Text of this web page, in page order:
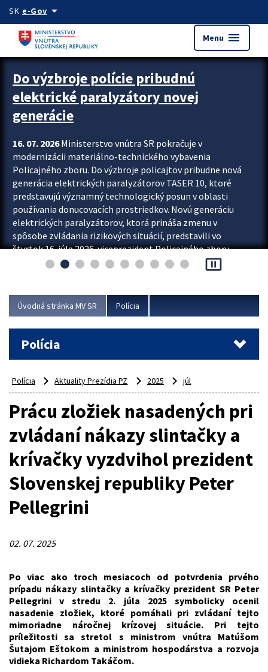
Preskocit na hlavný obsah
SK e-Govarrow_drop_down
Menu menu
Zastavit automatický posun upútavok
Do výzbroje polície pribudnú
elektrické paralyzátory novej
generácie
16. 07. 2026Ministerstvo vnútra SR pokračuje v
modernizácii materiálno-technického vybavenia
Policajného zboru. Do výzbroje policajtov pribudne nová
generácia elektrických paralyzátorov TASER 10, ktoré
predstavujú významný technologický posun v oblasti
používania donucovacích prostriedkov. Novú generáciu
elektrických paralyzátorov, ktorá prináša zmenu v
spôsobe zvládania rizikových situácií, predstavili vo
štvrtok 16. júla 2026 viceprezident Policajného zboru
Rastislav Polakovič a riaditeľ odboru výcviku...
pause_presentation
Úvodná stránka MV SR Polícia
Polícia
Polícia Aktuality Prezídia PZ 2025 júl
Prácu zložiek nasadených pri
zvládaní nákazy slintačky a
krívačky vyzdvihol prezident
Slovenskej republiky Peter
Pellegrini
02. 07. 2025
Po viac ako troch mesiacoch od potvrdenia prvého
prípadu nákazy slintačky a krívačky prezident SR Peter
Pellegrini v stredu 2. júla 2025 symbolicky ocenil
nasadenie zložiek, ktoré pomáhali pri zvládaní tejto
mimoriadne náročnej krízovej situácie. Pri tejto
príležitosti sa stretol s ministrom vnútra Matúšom
Šutajom Eštokom a ministrom hospodárstva a rozvoja
vidieka Richardom Takáčom.